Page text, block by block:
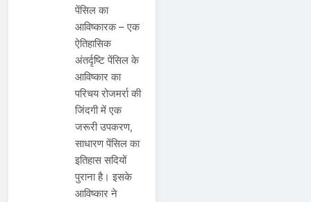
पेंसिल का
आविष्कारक – एक
ऐतिहासिक
अंतर्दृष्टि पेंसिल के
आविष्कार का
परिचय रोजमर्रा की
जिंदगी में एक
जरूरी उपकरण,
साधारण पेंसिल का
इतिहास सदियों
पुराना है। इसके
आविष्कार ने